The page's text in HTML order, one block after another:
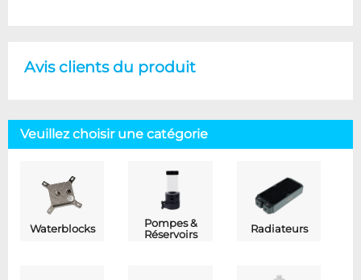
Avis clients du produit
Veuillez choisir une catégorie
Waterblocks
Pompes &
Réservoirs
Radiateurs